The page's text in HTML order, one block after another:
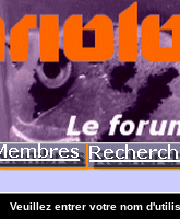
Veuillez entrer votre nom